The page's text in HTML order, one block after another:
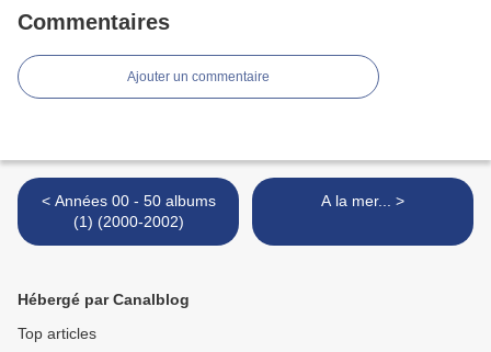
Commentaires
Ajouter un commentaire
< Années 00 - 50 albums
(1) (2000-2002)
A la mer... >
Hébergé par Canalblog
Top articles